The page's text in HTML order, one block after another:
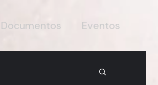
Documentos Eventos